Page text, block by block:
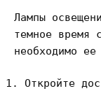
Лампы
темное время
необходимо ее
Откройте